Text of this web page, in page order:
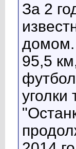
За 2
домом.
95,5